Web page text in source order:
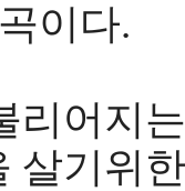
이다.
리어지
살기위